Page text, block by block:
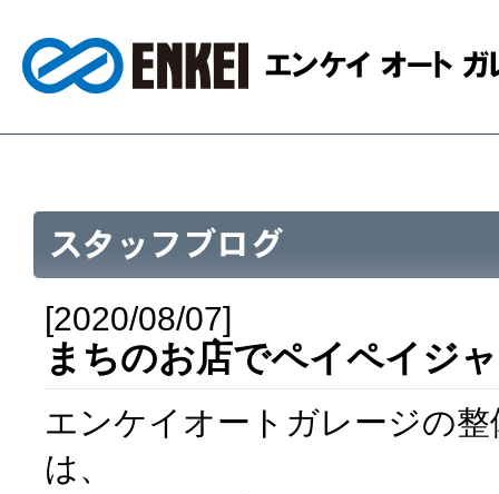
[2020/08/07]
まちのお店でペイペイジ
エンケイオートガレージの
は、